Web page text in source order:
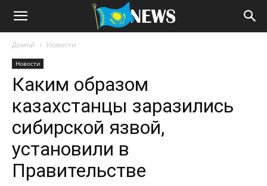
Домой Новости
Новости
Каким образом
казахстанцы заразились
сибирской язвой,
установили в
Правительстве